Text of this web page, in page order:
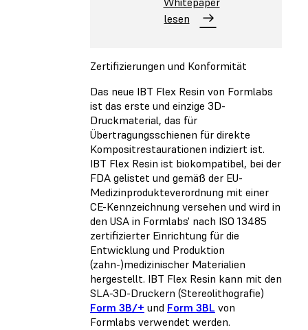
lesen
Zertifizierungen und Konformität
Das neue IBT Flex Resin von Formlabs
ist das erste und einzige 3D-
Druckmaterial, das für
Übertragungsschienen für direkte
Kompositrestaurationen indiziert ist.
IBT Flex Resin ist biokompatibel, bei der
FDA gelistet und gemäß der EU-
Medizinprodukteverordnung mit einer
CE-Kennzeichnung versehen und wird in
den USA in Formlabs' nach ISO 13485
zertifizierter Einrichtung für die
Entwicklung und Produktion
(zahn-)medizinischer Materialien
hergestellt. IBT Flex Resin kann mit den
SLA-3D-Druckern (Stereolithografie)
Form 3B/+ und Form 3BL von
Formlabs verwendet werden.